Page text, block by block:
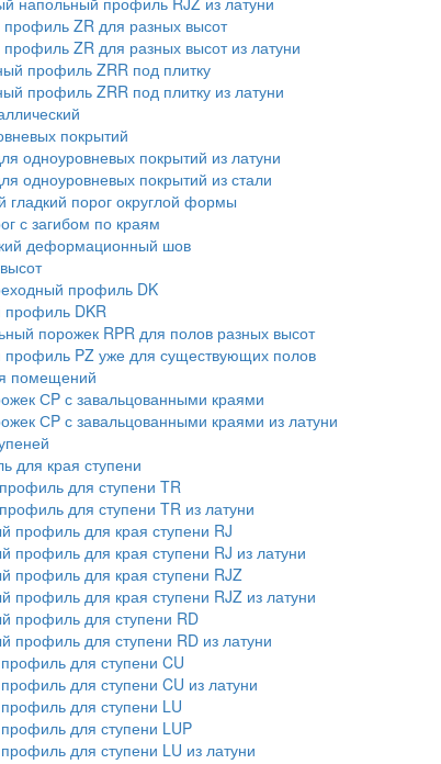
ZR для разных высот
ZR для разных высот из латуни
профиль ZRR под плитку
профиль ZRR под плитку из латуни
покрытий
одноуровневых покрытий из латуни
одноуровневых покрытий из стали
гладкий порог округлой формы
с загибом по краям
деформационный шов
профиль DK
DKR
порожек RPR для полов разных высот
PZ уже для существующих полов
помещений
СP с завальцованными краями
СP с завальцованными краями из латуни
для края ступени
для ступени TR
для ступени TR из латуни
профиль для края ступени RJ
профиль для края ступени RJ из латуни
профиль для края ступени RJZ
профиль для края ступени RJZ из латуни
профиль для ступени RD
профиль для ступени RD из латуни
для ступени CU
для ступени CU из латуни
для ступени LU
для ступени LUP
для ступени LU из латуни